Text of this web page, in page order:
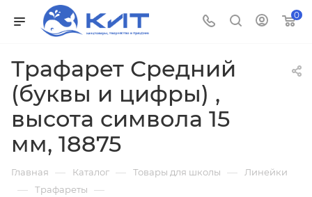
0
Трафарет Средний
(буквы и цифры) ,
высота символа 15
мм, 18875
Главная — Каталог — Товары для школы — Линейки
— Трафареты —